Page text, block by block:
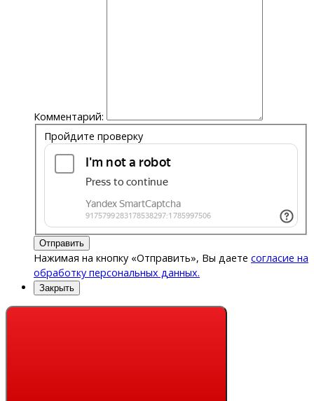
Комментарий:
Пройдите проверку
Отправить
Нажимая на кнопку «Отправить», Вы даете согласие на
обработку персональных данных.
Закрыть